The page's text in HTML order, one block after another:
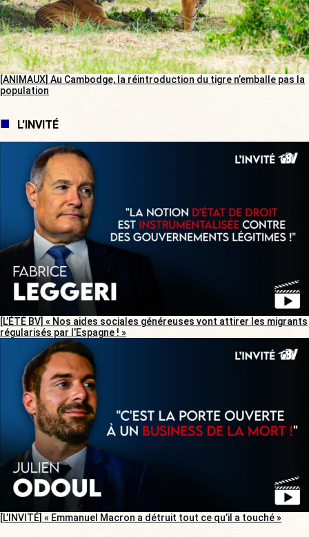
[ANIMAUX] Au Cambodge, la réintroduction du tigre n’emballe pas la
population
L'INVITÉ
[L’ÉTÉ BV] « Nos aides sociales généreuses vont attirer les migrants
régularisés par l’Espagne ! »
[L’INVITÉ] « Emmanuel Macron a détruit tout ce qu’il a touché »